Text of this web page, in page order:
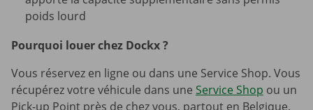
poids lourd
Pourquoi louer chez Dockx ?
Vous réservez en ligne ou dans une Service Shop. Vous
récupérez votre véhicule dans une Service Shop ou un
Pick-up Point près de chez vous, partout en Belgique.